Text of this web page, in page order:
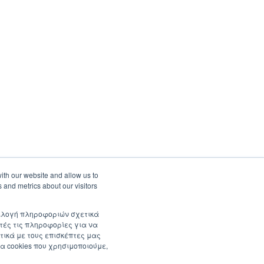
our website and allow us to
metrics about our visitors
πληροφοριών σχετικά
τις πληροφορίες για να
με τους επισκέπτες μας
cookies που χρησιμοποιούμε,